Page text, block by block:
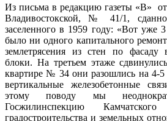
Из письма в редакцию газеты «В»
Владивостокской, № 41/1,
заселенного в 1959 году: «Вот
было ни одного капитального
землетрясения из стен по фасаду
блоки. На третьем этаже
квартире № 34 они разошлись на 4-
вертикальные железобетонные
этому поводу мы
Госжилинспекцию
градостроительства и земельных